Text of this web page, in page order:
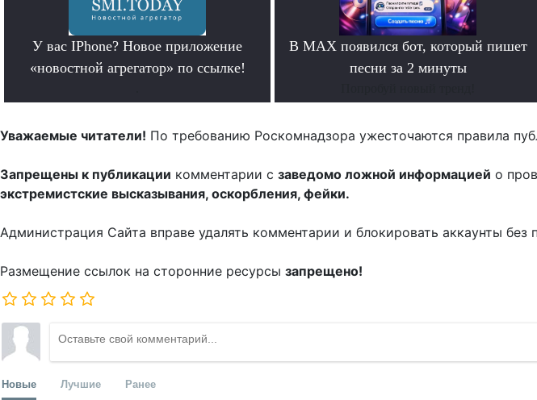
У вас IPhone? Новое приложение
«новостной агрегатор» по ссылке!
В MAX появился бот, который пишет
песни за 2 минуты
Уважаемые читатели! По требованию Роскомнадзора ужесточаются правила
Запрещены к публикации комментарии с заведомо ложной информацией о
экстремистские высказывания, оскорбления, фейки.
Администрация Сайта вправе удалять комментарии и блокировать аккаунты без
Размещение ссылок на сторонние ресурсы запрещено!
Новые Лучшие Ранее